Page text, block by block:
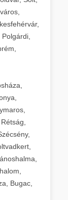
Bugac,